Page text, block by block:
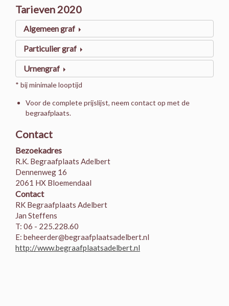
Tarieven 2020
Algemeen graf
Particulier graf
Urnengraf
* bij minimale looptijd
Voor de complete prijslijst, neem contact op met de
begraafplaats.
Contact
Bezoekadres
R.K. Begraafplaats Adelbert
Dennenweg 16
2061 HX Bloemendaal
Contact
RK Begraafplaats Adelbert
Jan Steffens
T: 06 - 225.228.60
E: beheerder@begraafplaatsadelbert.nl
http://www.begraafplaatsadelbert.nl